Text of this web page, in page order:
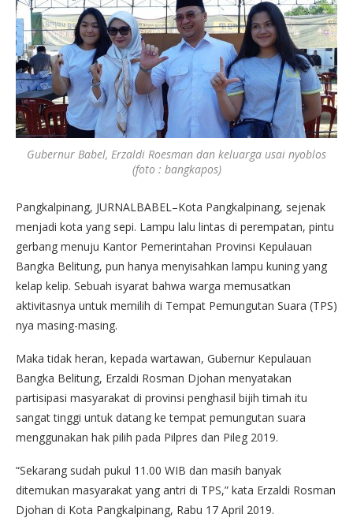
Gubernur Babel, Erzaldi Roesman dan keluarga usai nyoblos
(foto : bangkapos)
Pangkalpinang, JURNALBABEL–Kota Pangkalpinang, sejenak
menjadi kota yang sepi. Lampu lalu lintas di perempatan, pintu
gerbang menuju Kantor Pemerintahan Provinsi Kepulauan
Bangka Belitung, pun hanya menyisahkan lampu kuning yang
kelap kelip. Sebuah isyarat bahwa warga memusatkan
aktivitasnya untuk memilih di Tempat Pemungutan Suara (TPS)
nya masing-masing.
Maka tidak heran, kepada wartawan, Gubernur Kepulauan
Bangka Belitung, Erzaldi Rosman Djohan menyatakan
partisipasi masyarakat di provinsi penghasil bijih timah itu
sangat tinggi untuk datang ke tempat pemungutan suara
menggunakan hak pilih pada Pilpres dan Pileg 2019.
“Sekarang sudah pukul 11.00 WIB dan masih banyak
ditemukan masyarakat yang antri di TPS,” kata Erzaldi Rosman
Djohan di Kota Pangkalpinang, Rabu 17 April 2019.